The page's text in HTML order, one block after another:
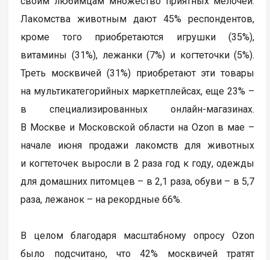
Лакомства животным дают 45% респондентов,
кроме того приобретаются игрушки (35%),
витамины (31%), лежанки (7%) и когтеточки (5%).
Треть москвичей (31%) приобретают эти товары
на мультикатегорийных маркетплейсах, еще 23% –
в специализированных онлайн-магазинах.
В Москве и Московской области на Ozon в мае –
начале июня продажи лакомств для животных
и когтеточек выросли в 2 раза год к году, одежды
для домашних питомцев – в 2,1 раза, обуви – в 5,7
раза, лежанок – на рекордные 66%.
В целом благодаря масштабному опросу Ozon
было подсчитано, что 42% москвичей тратят